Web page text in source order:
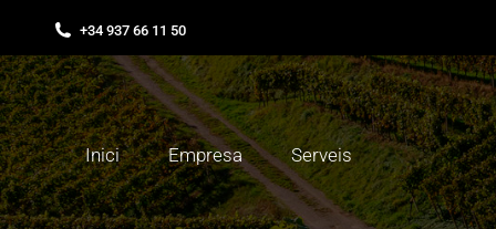
+34 937 66 11 50
Inici Empresa Serveis